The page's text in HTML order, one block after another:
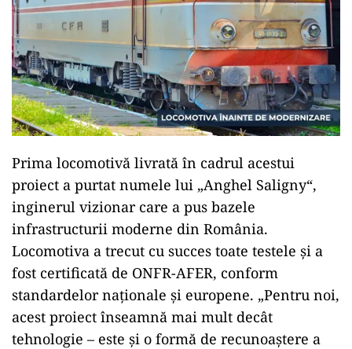
Prima locomotivă livrată în cadrul acestui
proiect a purtat numele lui „Anghel Saligny“,
inginerul vizionar care a pus bazele
infrastructurii moderne din România.
Locomotiva a trecut cu succes toate testele și a
fost certificată de ONFR-AFER, conform
standardelor naționale și europene. „Pentru noi,
acest proiect înseamnă mai mult decât
tehnologie – este și o formă de recunoaștere a